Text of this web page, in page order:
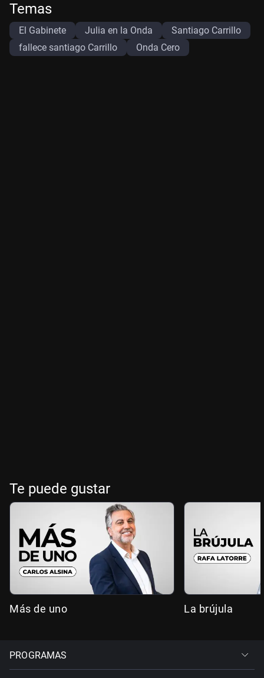
Temas
El Gabinete Julia en la Onda
Santiago Carrillo
fallece santiago Carrillo
Onda Cero
Te puede gustar
Más de uno La brújula
PROGRAMAS